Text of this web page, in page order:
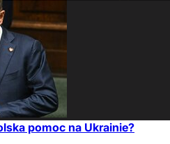
pomoc na Ukrainie?